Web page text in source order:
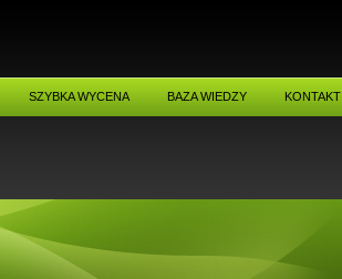
SZYBKA WYCENA BAZA WIEDZY KONTAKT